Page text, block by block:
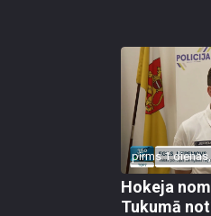
pirms 1
Hokeja
Tukumā